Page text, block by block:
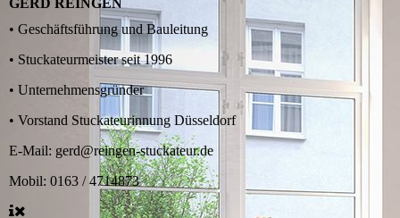
• Geschäftsführung und Bauleitung
• Stuckateurmeister seit 1996
• Unternehmensgründer
• Vorstand Stuckateurinnung Düsseldorf
E-Mail: gerd@reingen-stuckateur.de
Mobil: 0163 / 4714873